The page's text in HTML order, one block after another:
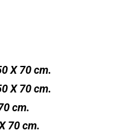
X 70 cm.
X 70 cm.
cm.
70 cm.